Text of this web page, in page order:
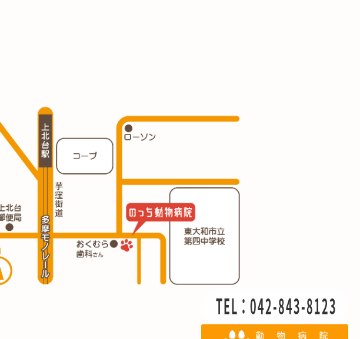
TEL：042-843-8123